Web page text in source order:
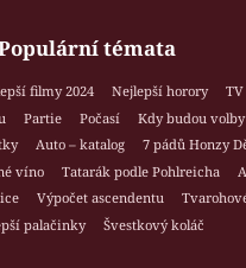
témata
filmy 2024 Nejlepší horory
Partie Počasí
Kdy budou volby
Auto – katalog
7 pádů Honzy
víno Tatarák podle Pohlreicha
Výpočet ascendentu
palačinky
Švestkový koláč